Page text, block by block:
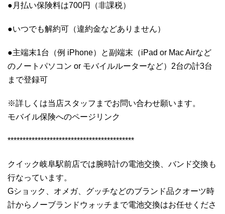
●月払い保険料は700円（非課税）
●いつでも解約可（違約金などありません）
●主端末1台（例 iPhone）と副端末（iPad or Mac Airなど
のノートパソコン or モバイルルーターなど）2台の計3台
まで登録可
※詳しくは当店スタッフまでお問い合わせ願います。
モバイル保険へのページリンク
******************************************
クイック岐阜駅前店では腕時計の電池交換、バンド交換も
行なっています。
Gショック、オメガ、グッチなどのブランド品クオーツ時
計からノーブランドウォッチまで電池交換はお任せくださ